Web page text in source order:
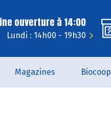
ouverture à 14:00
Lundi : 14h00 - 19h30
Magazines Biocoop